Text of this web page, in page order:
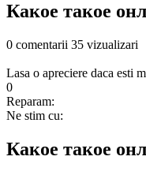
Какое такое
0 comentarii 35 vizualizari
Lasa o apreciere daca esti
0
Reparam:
Ne stim cu:
Какое такое